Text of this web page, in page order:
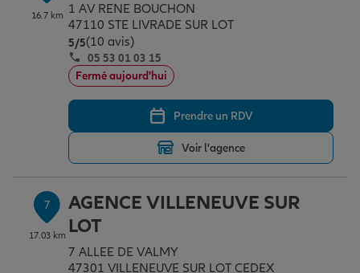
16.7 km 1 AV RENE BOUCHON
47110 STE LIVRADE SUR LOT
5/5Note de 5 sur 5
(10 avis)
05 53 01 03 15
Fermé aujourd'hui
Prendre un RDV
Voir l'agence
7
17.03 km
AGENCE VILLENEUVE SUR
LOT
7 ALLEE DE VALMY
47301 VILLENEUVE SUR LOT CEDEX